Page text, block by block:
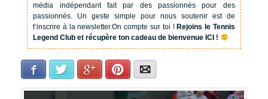
média indépendant fait par des passionnés pour des
passionnés. Un geste simple pour nous soutenir est de
t’inscrire à la newsletter.On compte sur toi !Rejoins le Tennis
Legend Club et récupère ton cadeau de bienvenue ICI !
Facebook Twitter Google+Pinterest